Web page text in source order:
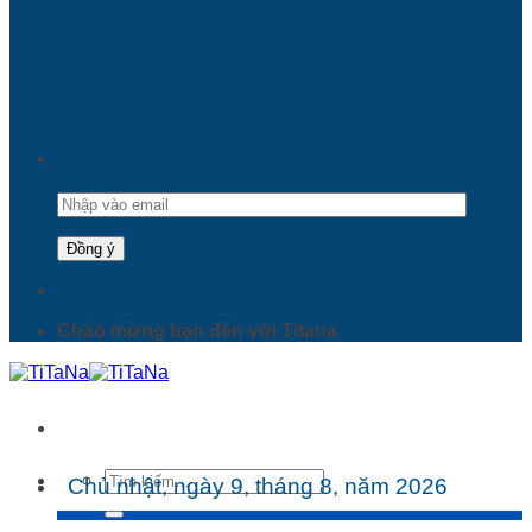
Chào mừng bạn đến với Titana
Tìm
kiếm:
Chủ nhật, ngày 9, tháng 8, năm 2026